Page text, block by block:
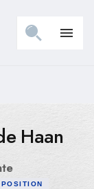
menu
Haan